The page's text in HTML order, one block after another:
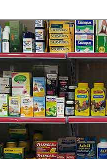
Glacier sẽ chuyển
với màu Orchid sẽ
lạnh.